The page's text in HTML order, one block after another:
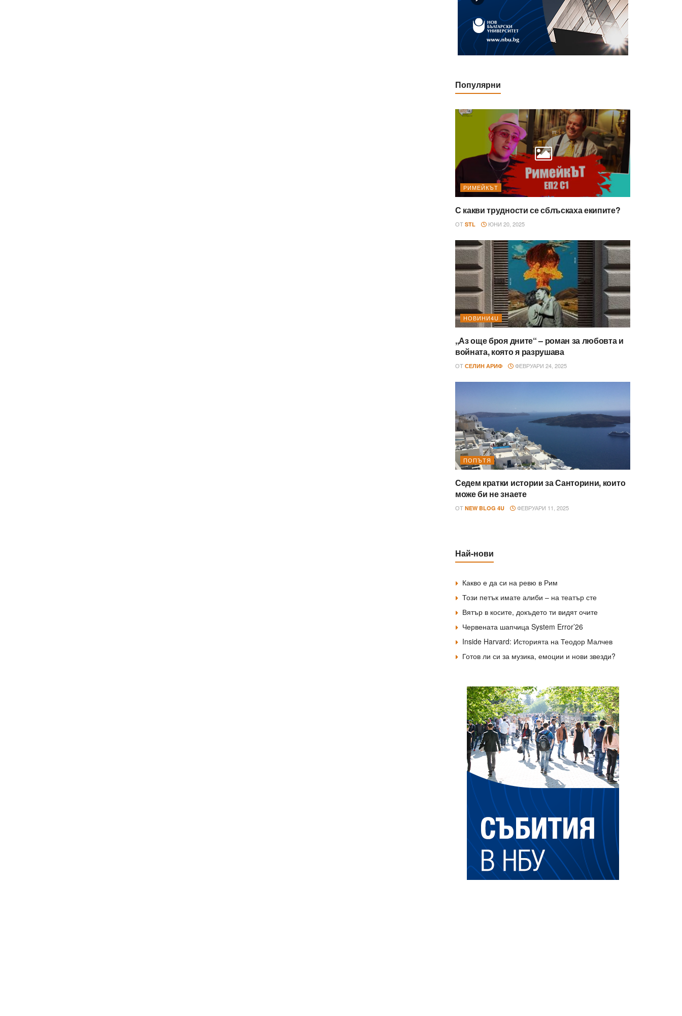
Популярни
РИМЕЙКЪТ
С какви трудности се сблъскаха екипите?
ОТ STL ЮНИ 20, 2025
НОВИНИ4U
,,Аз още броя дните“ – роман за любовта и
войната, която я разрушава
ОТ СЕЛИН АРИФ ФЕВРУАРИ 24, 2025
ПОПЪТЯ
Седем кратки истории за Санторини, които
може би не знаете
ОТ NEW BLOG 4U ФЕВРУАРИ 11, 2025
Най-нови
Какво е да си на ревю в Рим
Този петък имате алиби – на театър сте
Вятър в косите, докъдето ти видят очите
Червената шапчица System Error’26
Inside Harvard: Историята на Теодор Малчев
Готов ли си за музика, емоции и нови звезди?